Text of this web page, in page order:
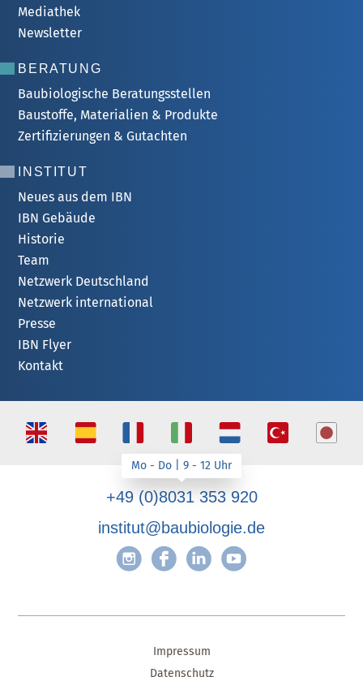
Mediathek
Newsletter
BERATUNG
Baubiologische Beratungsstellen
Baustoffe, Materialien & Produkte
Zertifizierungen & Gutachten
INSTITUT
Neues aus dem IBN
IBN Gebäude
Historie
Team
Netzwerk Deutschland
Netzwerk international
Presse
IBN Flyer
Kontakt
+49 (0)8031 353 920
institut@baubiologie.de
Impressum
Datenschutz